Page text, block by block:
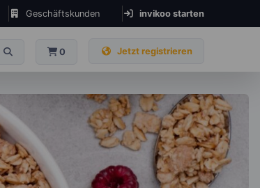
Geschäftskunden invikoo starten
0 Jetzt registrieren